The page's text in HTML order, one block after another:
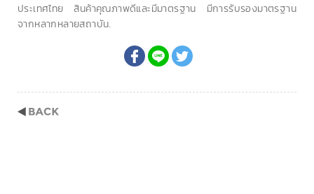
ประเทศไทย สินค้าคุณภาพดีและมีมาตรฐาน มีการรับรองมาตรฐาน
จากหลากหลายสถาบัน.